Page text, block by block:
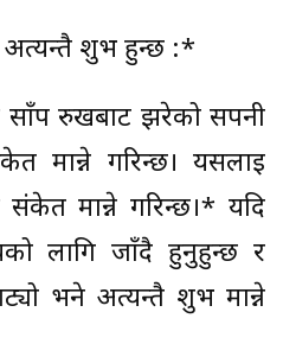
अत्यन्तै शुभ हुन्छ :*
साँप रुखबाट झरेको सपनी
मान्ने गरिन्छ। यसलाई
संकेत मान्ने गरिन्छ।* यदि
लागि जाँदै हुनुहुन्छ र
भने अत्यन्तै शुभ मान्ने